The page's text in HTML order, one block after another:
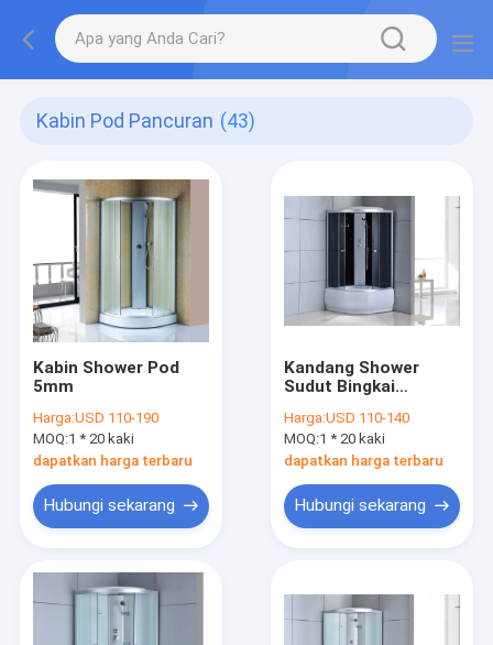
Kabin Pod Pancuran (43)
Kabin Shower Pod
5mm
Harga:USD 110-190
MOQ:1 * 20 kaki
dapatkan harga terbaru
Hubungi sekarang
Kandang Shower
Sudut Bingkai
Harga:USD 110-140
MOQ:1 * 20 kaki
dapatkan harga terbaru
Hubungi sekarang